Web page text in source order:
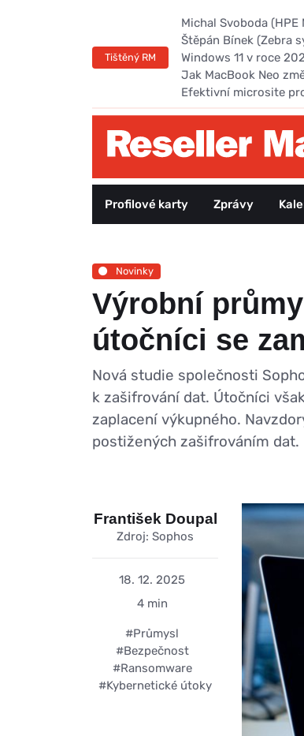
Tištěný RM
Michal Svoboda
Štěpán Bínek (Zebra
Windows 11 v roce
Jak MacBook Neo
Efektivní microsite
Profilové karty Zprávy
Novinky
Výrobní
útočníci se
Nová studie společnosti
k zašifrování dat. Útočníci
zaplacení výkupného.
postižených zašifrováním dat.
František Doupal
Zdroj: Sophos
18. 12. 2025
4 min
#Průmysl
#Bezpečnost
#Ransomware
#Kybernetické útoky